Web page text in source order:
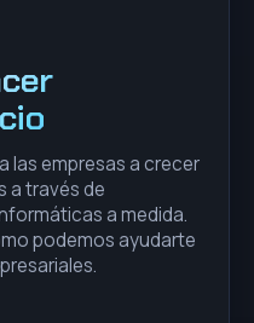
las empresas a crecer
a través de
a medida.
podemos ayudarte